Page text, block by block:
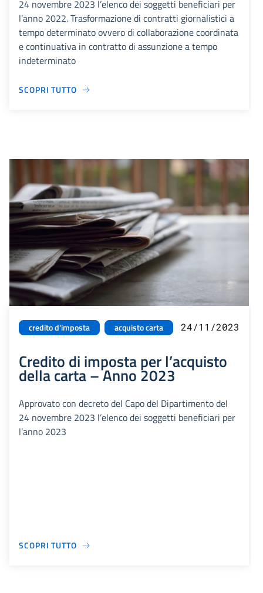
24 novembre 2023 l’elenco dei soggetti beneficiari per
l’anno 2022. Trasformazione di contratti giornalistici a
tempo determinato ovvero di collaborazione coordinata
e continuativa in contratto di assunzione a tempo
indeterminato
SCOPRI TUTTO
credito d'imposta acquisto carta 24/11/2023
Credito di imposta per l’acquisto
della carta – Anno 2023
Approvato con decreto del Capo del Dipartimento del
24 novembre 2023 l’elenco dei soggetti beneficiari per
l’anno 2023
SCOPRI TUTTO